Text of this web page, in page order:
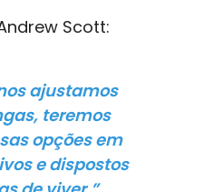
Scott:
ajustamos
teremos
opções em
e dispostos